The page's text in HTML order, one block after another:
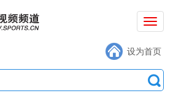
设为首页
切
导
航